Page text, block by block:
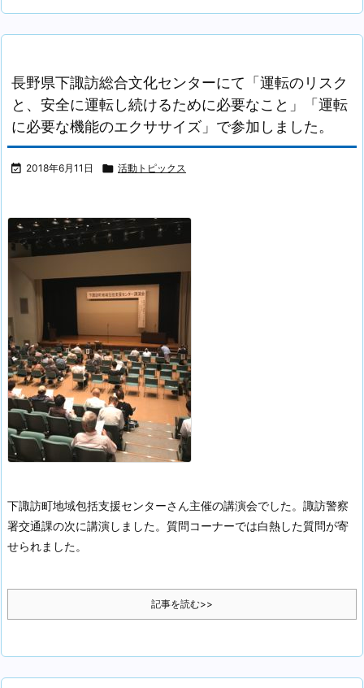
長野県下諏訪総合文化センターにて「運転のリスク
と、安全に運転し続けるために必要なこと」「運転
に必要な機能のエクササイズ」で参加しました。
 2018年6月11日  活動トピックス
下諏訪町地域包括支援センターさん主催の講演会でした。諏訪警察
署交通課の次に講演しました。質問コーナーでは白熱した質問が寄
せられました。
記事を読む>>